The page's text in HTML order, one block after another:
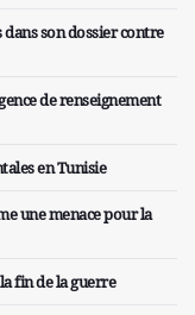
dans son dossier contre
de renseignement
en Tunisie
une menace pour la
fin de la guerre